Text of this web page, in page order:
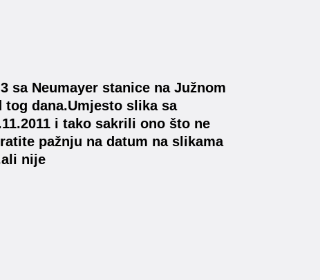
sa Neumayer stanice na Južnom
tog dana.Umjesto slika sa
i tako sakrili ono što ne
pažnju na datum na slikama
nije